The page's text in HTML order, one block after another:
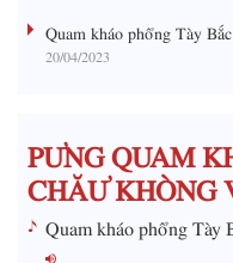
Quam kháo phổng Tày
20/04/2023
PƯNG QUAM
CHĂƯ KHÒNG
Quam kháo phổng Tày